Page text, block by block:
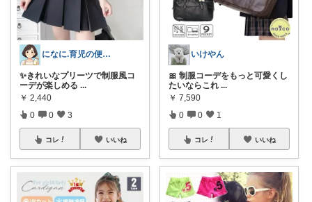
になに.育児の便利アイテム🐈‍⬛💕
✨きれいなプリーツで制服風コ
ーデが楽しめる ...
￥ 2,440
0 0 3
コレ いいね
いけやん
🎀 制服コーデをもっと可愛くし
たいならこれ ...
￥ 7,590
0 0 1
コレ いいね